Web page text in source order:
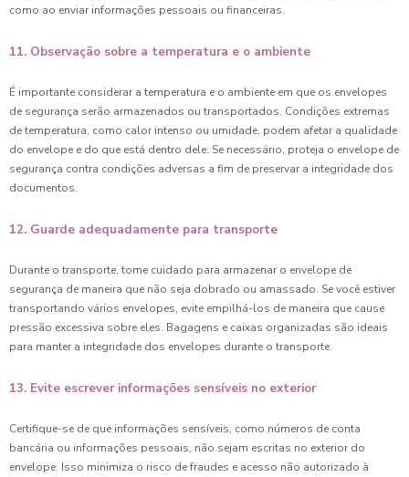
como ao enviar informações pessoais ou financeiras.
11. Observação sobre a temperatura e o ambiente
É importante considerar a temperatura e o ambiente em que os envelopes
de segurança serão armazenados ou transportados. Condições extremas
de temperatura, como calor intenso ou umidade, podem afetar a qualidade
do envelope e do que está dentro dele. Se necessário, proteja o envelope de
segurança contra condições adversas a fim de preservar a integridade dos
documentos.
12. Guarde adequadamente para transporte
Durante o transporte, tome cuidado para armazenar o envelope de
segurança de maneira que não seja dobrado ou amassado. Se você estiver
transportando vários envelopes, evite empilhá-los de maneira que cause
pressão excessiva sobre eles. Bagagens e caixas organizadas são ideais
para manter a integridade dos envelopes durante o transporte.
13. Evite escrever informações sensíveis no exterior
Certifique-se de que informações sensíveis, como números de conta
bancária ou informações pessoais, não sejam escritas no exterior do
envelope. Isso minimiza o risco de fraudes e acesso não autorizado à